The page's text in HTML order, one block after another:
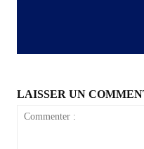
LAISSER UN